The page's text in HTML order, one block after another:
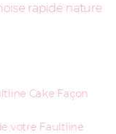
rapide nature
Cake Façon
votre Faultline